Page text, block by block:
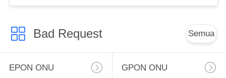
Bad Request Semua
EPON ONU GPON ONU